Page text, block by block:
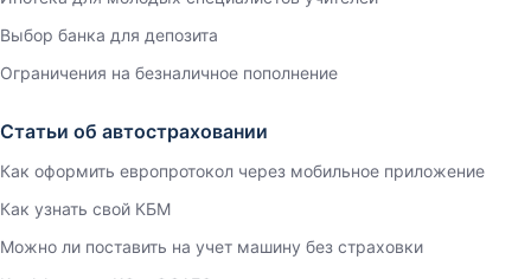
Выбор банка для депозита
Ограничения на безналичное пополнение
Статьи об автостраховании
Как оформить европротокол через мобильное приложение
Как узнать свой КБМ
Можно ли поставить на учет машину без страховки